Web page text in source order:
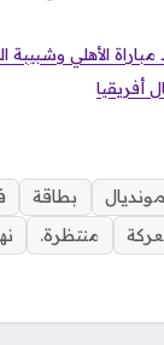
الأهلي وشبيبة
أفريقيا
بطاقة
منتظرة.